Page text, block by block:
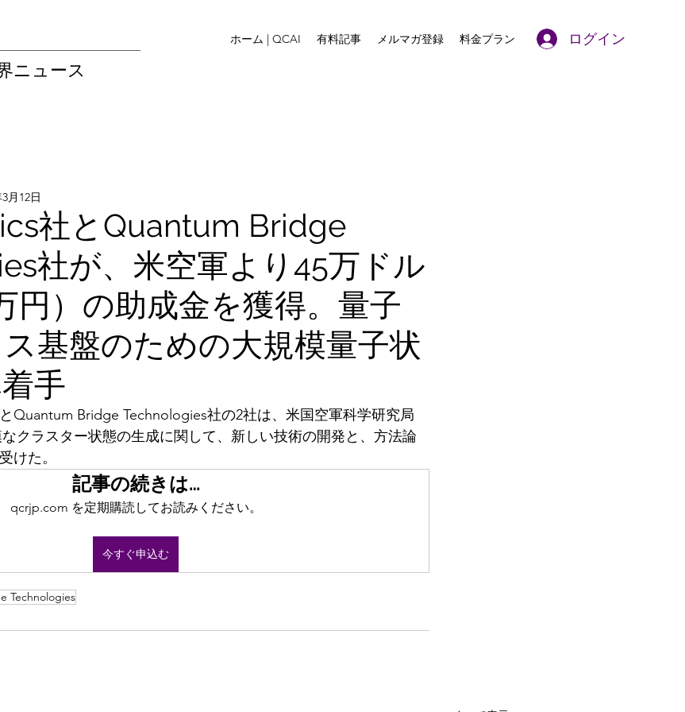
ニュース
ホーム | QCAI 有料記事 メルマガ登録 料金プラン ログイン
社とQuantum Bridge
社が、米空軍より45万ドル
円）の助成金を獲得。量子
基盤のための大規模量子状
手
月12日
Quantum Bridge Technologies社の2社は、米国空軍科学研究局
なクラスター状態の生成に関して、新しい技術の開発と、方法論
けた。
記事の続きは…
qcrjp.com を定期購読してお読みください。
今すぐ申込む
Technologies